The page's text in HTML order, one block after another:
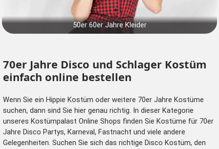
50er 60er Jahre Kleider
70er Jahre Disco und Schlager Kostüm
einfach online bestellen
Wenn Sie ein Hippie Kostüm oder weitere 70er Jahre Kostüme
suchen, dann sind Sie hier genau richtig. In dieser Kategorie
unseres Kostümpalast Online Shops finden Sie Kostüme für 70er
Jahre Disco Partys, Karneval, Fastnacht und viele andere
Gelegenheiten. Suchen Sie sich das richtige Disco Kostüm, den